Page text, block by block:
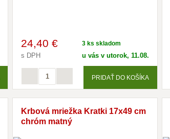
24,40 €
s DPH
3 ks skladom
u vás v utorok, 11.08.
PRIDAŤ DO KOŠÍKA
Krbová mriežka Kratki 17x49 cm
chróm matný